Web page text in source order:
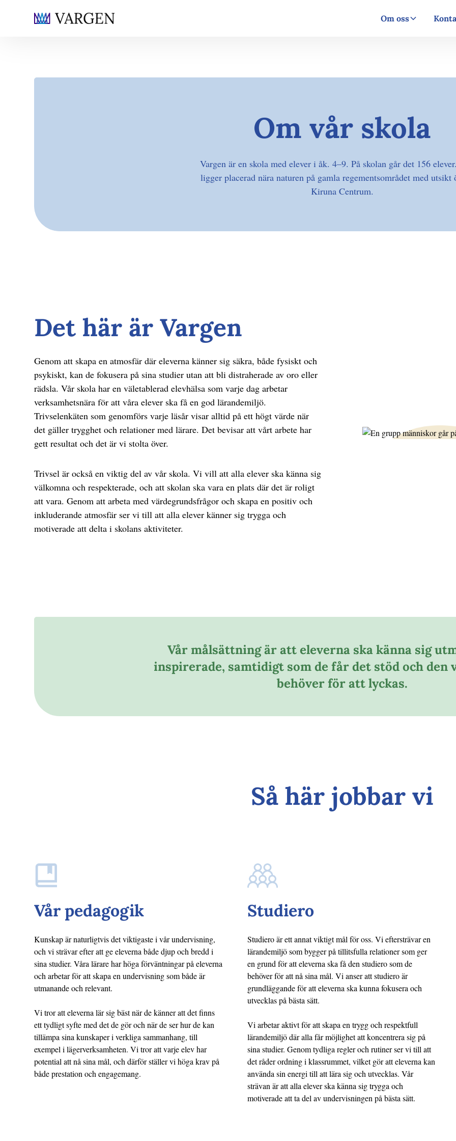
Om oss
Om vår skola
Vargen är en skola med elever i åk. 4–9. På skolan går det 156
ligger placerad nära naturen på gamla regementsområdet med utsikt
Kiruna Centrum.
Det här är Vargen
Genom att skapa en atmosfär där eleverna känner sig säkra, både fysiskt och
psykiskt, kan de fokusera på sina studier utan att bli distraherade av oro eller
rädsla. Vår skola har en väletablerad elevhälsa som varje dag arbetar
verksamhetsnära för att våra elever ska få en god lärandemiljö.
Trivselenkäten som genomförs varje läsår visar alltid på ett högt värde när
det gäller trygghet och relationer med lärare. Det bevisar att vårt arbete har
gett resultat och det är vi stolta över.
Trivsel är också en viktig del av vår skola. Vi vill att alla elever ska känna sig
välkomna och respekterade, och att skolan ska vara en plats där det är roligt
att vara. Genom att arbeta med värdegrundsfrågor och skapa en positiv och
inkluderande atmosfär ser vi till att alla elever känner sig trygga och
motiverade att delta i skolans aktiviteter.
Vår målsättning är att eleverna ska känna sig
inspirerade, samtidigt som de får det stöd och den
behöver för att lyckas.
Så här jobbar vi
Vår pedagogik
Kunskap är naturligtvis det viktigaste i vår undervisning,
och vi strävar efter att ge eleverna både djup och bredd i
sina studier. Våra lärare har höga förväntningar på eleverna
och arbetar för att skapa en undervisning som både är
utmanande och relevant.
Vi tror att eleverna lär sig bäst när de känner att det finns
ett tydligt syfte med det de gör och när de ser hur de kan
tillämpa sina kunskaper i verkliga sammanhang, till
exempel i lägerverksamheten. Vi tror att varje elev har
potential att nå sina mål, och därför ställer vi höga krav på
både prestation och engagemang.
Studiero
Studiero är ett annat viktigt mål för oss. Vi eftersträvar en
lärandemiljö som bygger på tillitsfulla relationer som ger
en grund för att eleverna ska få den studiero som de
behöver för att nå sina mål. Vi anser att studiero är
grundläggande för att eleverna ska kunna fokusera och
utvecklas på bästa sätt.
Vi arbetar aktivt för att skapa en trygg och respektfull
lärandemiljö där alla får möjlighet att koncentrera sig på
sina studier. Genom tydliga regler och rutiner ser vi till att
det råder ordning i klassrummet, vilket gör att eleverna kan
använda sin energi till att lära sig och utvecklas. Vår
strävan är att alla elever ska känna sig trygga och
motiverade att ta del av undervisningen på bästa sätt.